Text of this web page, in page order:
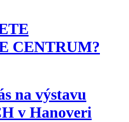
CENTRUM?
na výstavu
v Hanoveri